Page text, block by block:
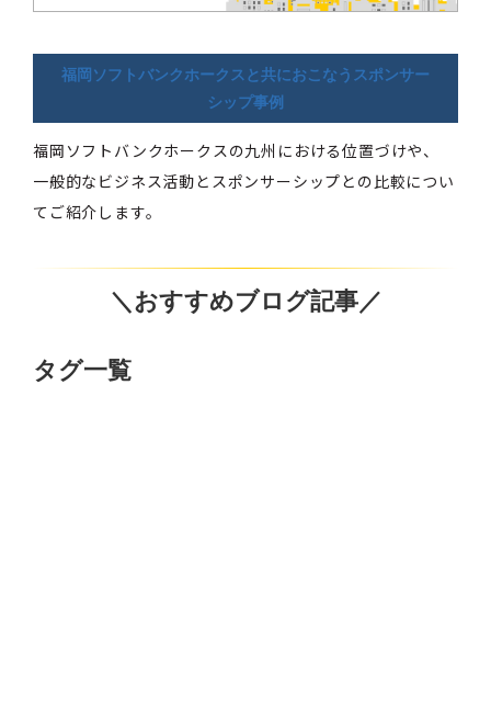
福岡ソフトバンクホークスと共におこなうスポンサー
シップ事例
福岡ソフトバンクホークスの九州における位置づけや、
一般的なビジネス活動とスポンサーシップとの比較につい
てご紹介します。
＼おすすめブログ記事／
タグ一覧